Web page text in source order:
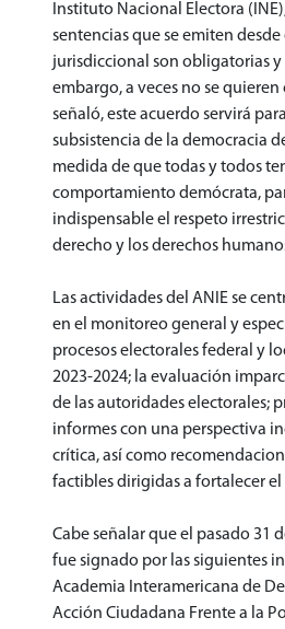
Instituto Nacional Electora
sentencias que se emiten
jurisdiccional son obligatorias y
embargo, a veces no se
señaló, este acuerdo servirá
subsistencia de la democracia
medida de que todas y todos
comportamiento demócrata,
indispensable el respeto
derecho y los derechos
Las actividades del ANIE se
en el monitoreo general y
procesos electorales federal y
2023-2024; la evaluación
de las autoridades electorales;
informes con una perspectiva
crítica, así como
factibles dirigidas a fortalecer
Cabe señalar que el pasado 31
fue signado por las siguientes
Academia Interamericana de
Acción Ciudadana Frente a la